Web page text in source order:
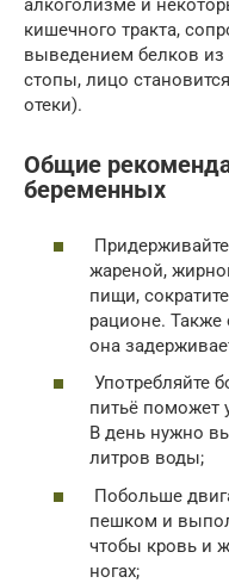
алкоголизме и
кишечного тракта,
выведением белков из
стопы, лицо
отеки).
Общие
беременных
жареной,
пищи,
рационе. Также
она
Употребляйте
питьё поможет
В день нужно
литров воды;
Побольше
пешком и
чтобы кровь и
ногах;